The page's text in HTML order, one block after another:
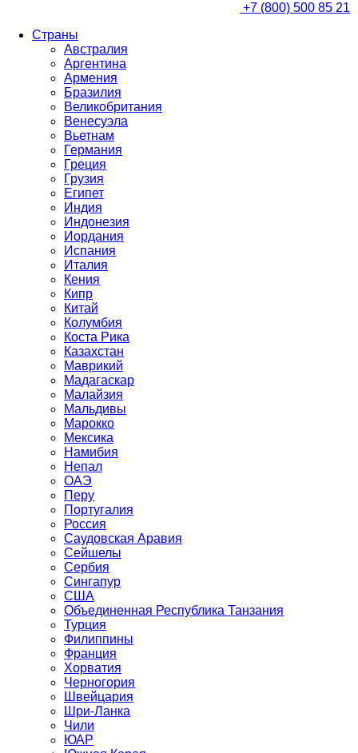
+7 (800) 500 85 21
Страны
Австралия
Аргентина
Армения
Бразилия
Великобритания
Венесуэла
Вьетнам
Германия
Греция
Грузия
Египет
Индия
Индонезия
Иордания
Испания
Италия
Кения
Кипр
Китай
Колумбия
Коста Рика
Казахстан
Маврикий
Мадагаскар
Малайзия
Мальдивы
Марокко
Мексика
Намибия
Непал
ОАЭ
Перу
Португалия
Россия
Саудовская Аравия
Сейшелы
Сербия
Сингапур
США
Объединенная Республика Танзания
Турция
Филиппины
Франция
Хорватия
Черногория
Швейцария
Шри-Ланка
Чили
ЮАР